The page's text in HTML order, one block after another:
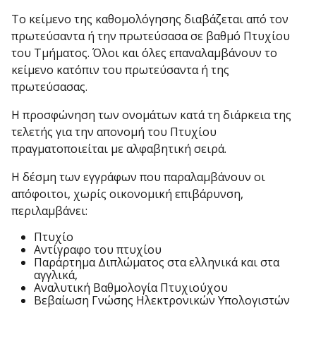
Το κείμενο της καθομολόγησης διαβάζεται από τον
πρωτεύσαντα ή την πρωτεύσασα σε βαθμό Πτυχίου
του Τμήματος. Όλοι και όλες επαναλαμβάνουν το
κείμενο κατόπιν του πρωτεύσαντα ή της
πρωτεύσασας.
Η προσφώνηση των ονομάτων κατά τη διάρκεια της
τελετής για την απονομή του Πτυχίου
πραγματοποιείται με αλφαβητική σειρά.
Η δέσμη των εγγράφων που παραλαμβάνουν οι
απόφοιτοι, χωρίς οικονομική επιβάρυνση,
περιλαμβάνει:
Πτυχίο
Αντίγραφο του πτυχίου
Παράρτημα Διπλώματος στα ελληνικά και στα
αγγλικά,
Αναλυτική Βαθμολογία Πτυχιούχου
Βεβαίωση Γνώσης Ηλεκτρονικών Υπολογιστών